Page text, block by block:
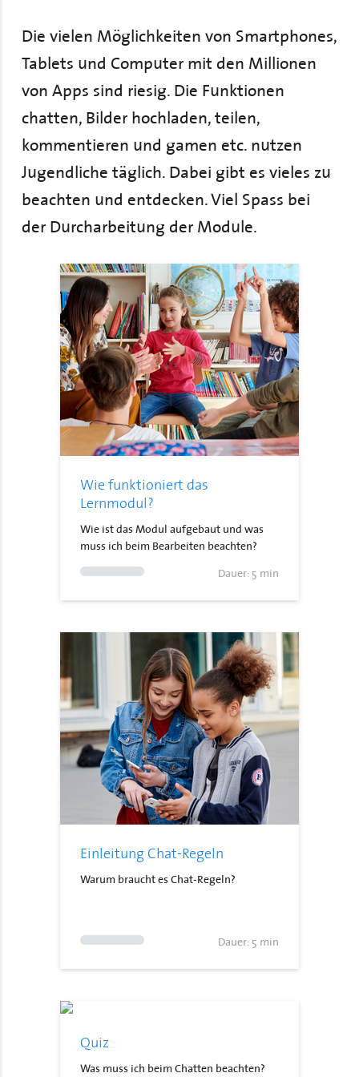
Die vielen Möglichkeiten von Smartphones,
Tablets und Computer mit den Millionen
von Apps sind riesig. Die Funktionen
chatten, Bilder hochladen, teilen,
kommentieren und gamen etc. nutzen
Jugendliche täglich. Dabei gibt es vieles zu
beachten und entdecken. Viel Spass bei
der Durcharbeitung der Module.
Wie funktioniert das
Lernmodul?
Wie ist das Modul aufgebaut und was
muss ich beim Bearbeiten beachten?
Dauer: 5 min
Einleitung Chat-Regeln
Warum braucht es Chat-Regeln?
Dauer: 5 min
Quiz
Was muss ich beim Chatten beachten?